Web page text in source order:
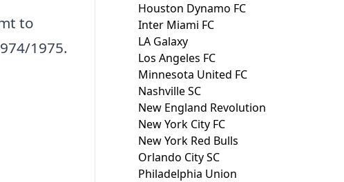
to
1975.
Houston Dynamo FC
Inter Miami FC
LA Galaxy
Los Angeles FC
Minnesota United FC
Nashville SC
New England Revolution
New York City FC
New York Red Bulls
Orlando City SC
Philadelphia Union